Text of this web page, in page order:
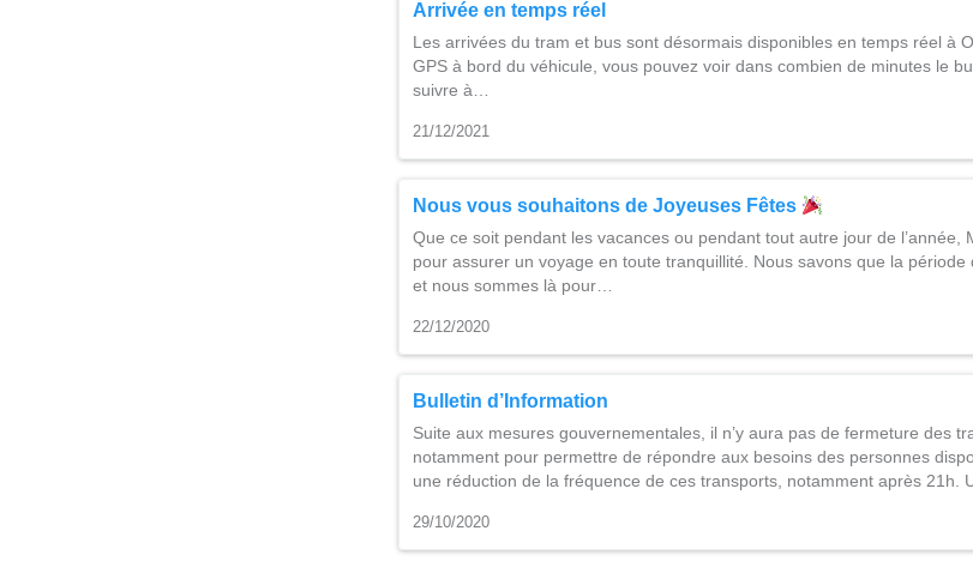
Arrivée en temps réel
Les arrivées du tram et bus sont désormais disponibles en temps réel à
GPS à bord du véhicule, vous pouvez voir dans combien de minutes le
suivre à…
21/12/2021
Nous vous souhaitons de Joyeuses Fêtes
Que ce soit pendant les vacances ou pendant tout autre jour de l’année,
pour assurer un voyage en toute tranquillité. Nous savons que la
et nous sommes là pour…
22/12/2020
Bulletin d’Information
Suite aux mesures gouvernementales, il n’y aura pas de fermeture des
notamment pour permettre de répondre aux besoins des personnes
une réduction de la fréquence de ces transports, notamment après 21h.
29/10/2020